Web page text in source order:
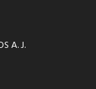
A. J.